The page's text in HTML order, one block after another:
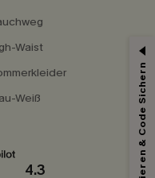
Waist
Weiß
4.3 Abonnieren & Code Sichern